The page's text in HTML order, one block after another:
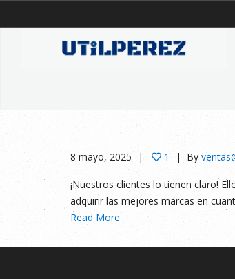
8 mayo, 2025 1 By
¡Nuestros clientes lo tienen claro!
adquirir las mejores marcas en
Read More